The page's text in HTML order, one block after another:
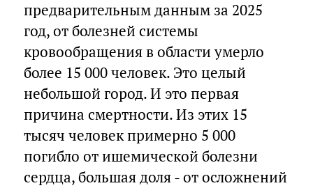
предварительным данным за 2025
год, от болезней системы
кровообращения в области умерло
более 15 000 человек. Это целый
небольшой город. И это первая
причина смертности. Из этих 15
тысяч человек примерно 5 000
погибло от ишемической болезни
сердца, большая доля - от осложнений